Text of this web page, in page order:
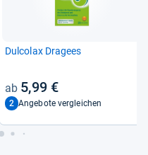
Dul­co­lax Dra­gees
5,99 €
2 Angebote vergleichen